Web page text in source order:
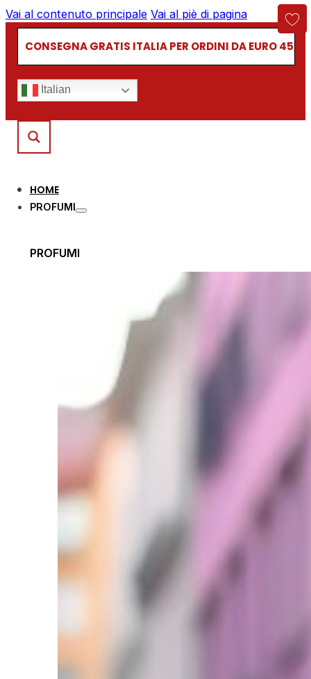
Vai al contenuto principale Vai al piè di pagina
CONSEGNA GRATIS ITALIA PER ORDINI DA EURO
Italian
HOME
PROFUMI
PROFUMI